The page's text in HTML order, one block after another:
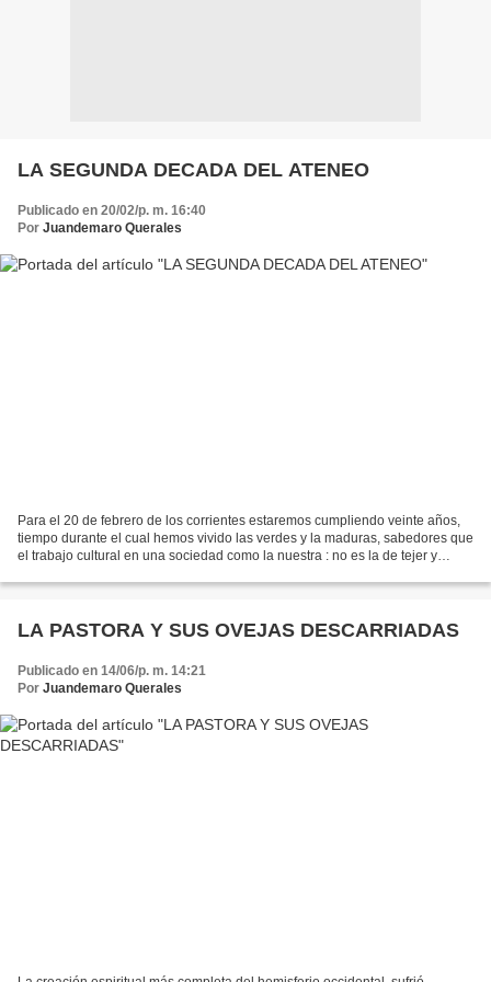
LA SEGUNDA DECADA DEL ATENEO
Publicado en 20/02/p. m. 16:40
Por Juandemaro Querales
Para el 20 de febrero de los corrientes estaremos cumpliendo veinte años,
tiempo durante el cual hemos vivido las verdes y la maduras, sabedores que
el trabajo cultural en una sociedad como la nuestra : no es la de tejer y
LA PASTORA Y SUS OVEJAS DESCARRIADAS
Publicado en 14/06/p. m. 14:21
Por Juandemaro Querales